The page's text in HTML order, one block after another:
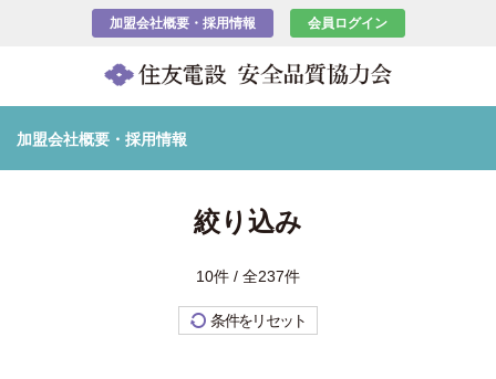
加盟会社概要・採用情報 会員ログイン
加盟会社概要・採用情報
絞り込み
10件 / 全237件
条件をリセット